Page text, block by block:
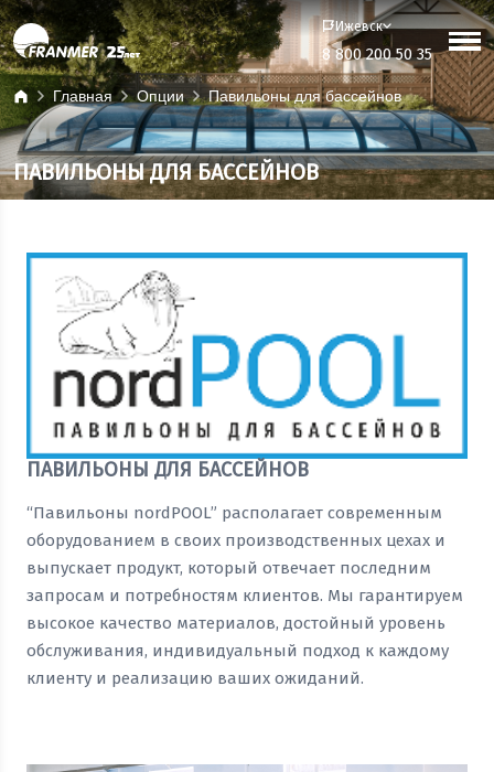
Ижевск
8 800 200 50 35
Главная Опции Павильоны для бассейнов
ПАВИЛЬОНЫ ДЛЯ БАССЕЙНОВ
ПАВИЛЬОНЫ ДЛЯ БАССЕЙНОВ
“Павильоны nordPOOL” располагает современным
оборудованием в своих производственных цехах и
выпускает продукт, который отвечает последним
запросам и потребностям клиентов. Мы гарантируем
высокое качество материалов, достойный уровень
обслуживания, индивидуальный подход к каждому
клиенту и реализацию ваших ожиданий.